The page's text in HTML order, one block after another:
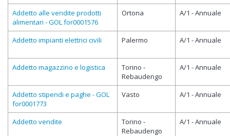
Addetto alle vendite prodotti
alimentari - GOL for0001576
Ortona A/1 - Annuale
Addetto impianti elettrici civili Palermo A/1 - Annuale
Addetto magazzino e logistica
Torino -
Rebaudengo
A/1 - Annuale
Addetto stipendi e paghe - GOL
for0001773
Vasto A/1 - Annuale
Addetto vendite
Torino -
Rebaudengo
A/1 - Annuale